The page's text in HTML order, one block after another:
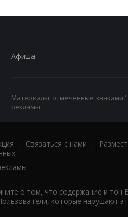
Афиша
Материалы, отмеченные знаками
рекламы.
| Связаться с нами |
о том, что содержание и тон
которые нарушают